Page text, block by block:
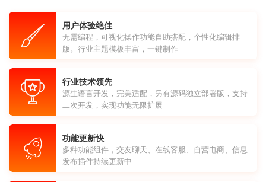
用户体验绝佳
无需编程，可视化操作功能自助搭配，个性化编辑排
版。行业主题模板丰富，一键制作
行业技术领先
源生语言开发，完美适配，另有源码独立部署版，支持
二次开发，实现功能无限扩展
功能更新快
多种功能组件，交友聊天、在线客服、自营电商、信息
发布插件持续更新中